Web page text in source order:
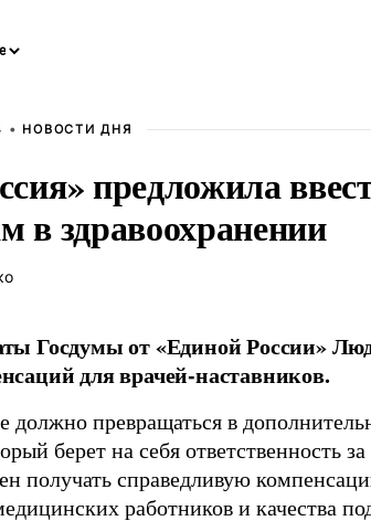
• НОВОСТИ ДНЯ
предложила
в здравоохранении
Госдумы от «Единой России»
для врачей-наставников.
должно превращаться в
берет на себя ответственность
получать справедливую
работников и качества